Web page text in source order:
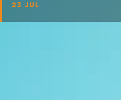
23 JUL